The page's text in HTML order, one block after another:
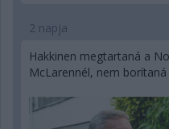
2 napja
Hakkinen megtartaná a
McLarennél, nem